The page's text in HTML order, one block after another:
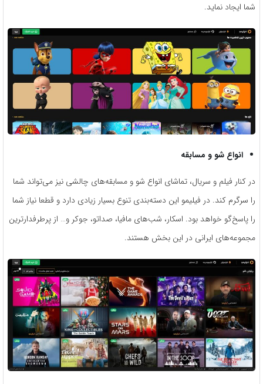
شما ایجاد نماید.
انواع شو و مسابقه
در کنار فیلم و سریال، تماشای انواع شو و مسابقه‌های چالشی نیز می‌تواند شما
را سرگرم کند. در فیلیمو این دسته‌بندی تنوع بسیار زیادی دارد و قطعا نیاز شما
را پاسخ‌گو خواهد بود. اسکار، شب‌های مافیا، صداتو، جوکر و… از پرطرفدارترین
مجموعه‌های ایرانی در این بخش هستند.